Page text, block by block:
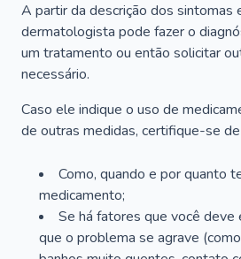
A partir da descrição dos sintomas
dermatologista pode fazer o
um tratamento ou então solicitar
necessário.
Caso ele indique o uso de
de outras medidas, certifique-se
Como, quando e por quanto
medicamento;
Se há fatores que você deve
que o problema se agrave